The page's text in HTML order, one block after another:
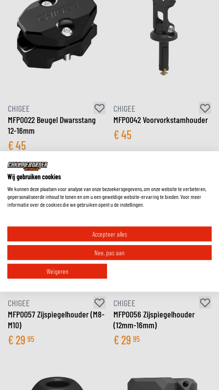
CHIGEE
MFP0022 Beugel Dwarsstang
12-16mm
€45
CHIGEE
MFP0042 Voorvorkstamhouder
€45
CHIGEE
MFP0057 Zijspiegelhouder (M8-
M10)
€29 95
CHIGEE
MFP0056 Zijspiegelhouder
(12mm-16mm)
€29 95
Wij gebruiken cookies
We kunnen deze plaatsen voor analyse van onze bezoekersgegevens, om onze website te verbeteren,
gepersonaliseerde inhoud te tonen en om u een geweldige website-ervaring te bieden. Voor meer
informatie over de cookies die we gebruiken opent u de instellingen.
Accepteer alles
Nee, pas aan
Weigeren